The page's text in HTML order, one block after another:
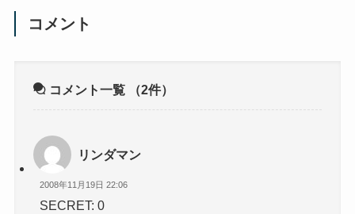
コメント
コメント一覧 （2件）
リンダマン
2008年11月19日 22:06
SECRET: 0